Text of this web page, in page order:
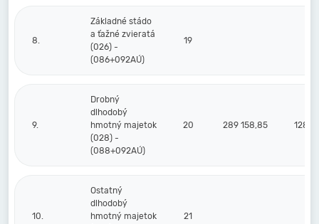
8.
Základné stádo
a ťažné zvieratá
(026) -
(086+092AÚ)
19
9.
Drobný
dlhodobý
hmotný majetok
(028) -
(088+092AÚ)
20 289 158,85 128
10.
Ostatný
dlhodobý
hmotný majetok
21